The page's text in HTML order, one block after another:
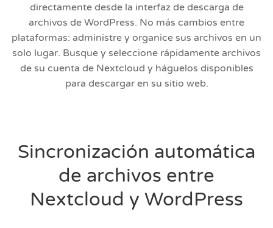
directamente desde la interfaz de descarga de
archivos de WordPress. No más cambios entre
plataformas: administre y organice sus archivos en un
solo lugar. Busque y seleccione rápidamente archivos
de su cuenta de Nextcloud y háguelos disponibles
para descargar en su sitio web.
Sincronización automática
de archivos entre
Nextcloud y WordPress